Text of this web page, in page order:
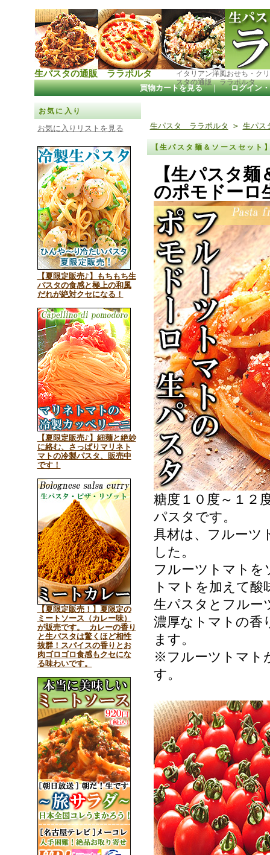
生パスタの通販 ララポルタ
イタリアン洋風おせち・ク
スタの通販 ララポルタ
買物カートを見る ｜ ログイン
お気に入り
お気に入りリストを見る
【夏限定販売♪】もちもち生
パスタの食感と極上の和風
だれが絶対クセになる！
【夏限定販売♪】細麺と絶妙
に絡む、さっぱりマリネト
マトの冷製パスタ、販売中
です！
【夏限定販売！】夏限定の
ミートソース（カレー味）
が販売です。 カレーの香り
と生パスタは驚くほど相性
抜群！スパイスの香りとお
肉ゴロゴロ食感もクセにな
る味わいです。
生パスタ ララポルタ > 生パス
【生パスタ麺＆ソースセッ
【生パスタ
のポモドーロ
糖度１０度～１２
パスタです。
具材は、フルーツ
した。
フルーツトマトを
トマトを加えて酸
生パスタとフルー
濃厚なトマトの香
ます。
※フルーツトマト
す。